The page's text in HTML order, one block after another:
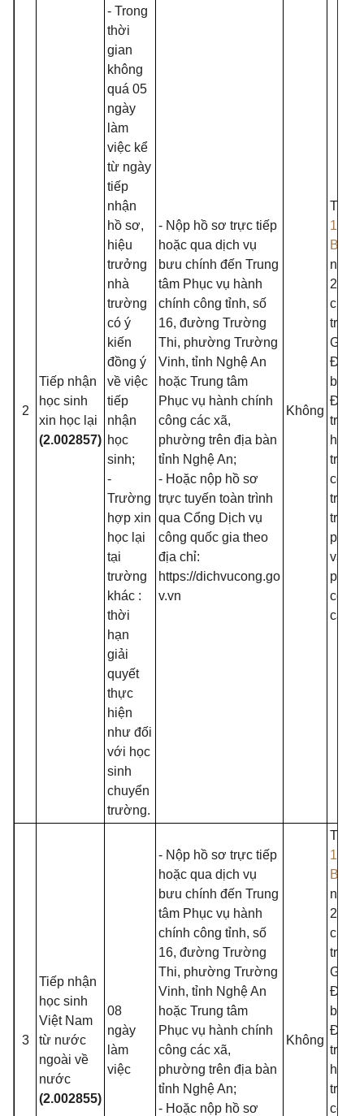
2
Tiếp nhận
học sinh
xin học lại
(2.002857)
- Trong
thời
gian
không
quá 05
ngày
làm
việc kể
từ ngày
tiếp
nhận
hồ sơ,
hiệu
trưởng
nhà
trường
có ý
kiến
đồng ý
về việc
tiếp
nhận
học
sinh;
-
Trường
hợp xin
học lại
tại
trường
khác :
thời
hạn
giải
quyết
thực
hiện
như đối
với học
sinh
chuyển
trường.
- Nộp hồ sơ trực tiếp
hoặc qua dịch vụ
bưu chính đến Trung
tâm Phục vụ hành
chính công tỉnh, số
16, đường Trường
Thi, phường Trường
Vinh, tỉnh Nghệ An
hoặc Trung tâm
Phục vụ hành chính
công các xã,
phường trên địa bàn
tỉnh Nghệ An;
- Hoặc nộp hồ sơ
trực tuyến toàn trình
qua Cổng Dịch vụ
công quốc gia theo
địa chỉ:
https://dichvucong.go
v.vn
Không
15/
ngày
24/3/
của
Giáo
Đào
ban
Điều
học,
trung
cơ
trung
phổ
và
phổ
có
cấp
3
Tiếp nhận
học sinh
Việt Nam
từ nước
ngoài về
nước
(2.002855)
08
ngày
làm
việc
- Nộp hồ sơ trực tiếp
hoặc qua dịch vụ
bưu chính đến Trung
tâm Phục vụ hành
chính công tỉnh, số
16, đường Trường
Thi, phường Trường
Vinh, tỉnh Nghệ An
hoặc Trung tâm
Phục vụ hành chính
công các xã,
phường trên địa bàn
tỉnh Nghệ An;
- Hoặc nộp hồ sơ
Không
15/
ngày
24/3/
của
Giáo
Đào
ban
Điều
học,
trung
cơ